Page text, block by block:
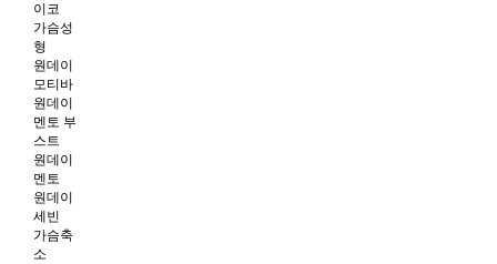
이코
가슴성
형
원데이
모티바
원데이
멘토 부
스트
원데이
멘토
원데이
세빈
가슴축
소